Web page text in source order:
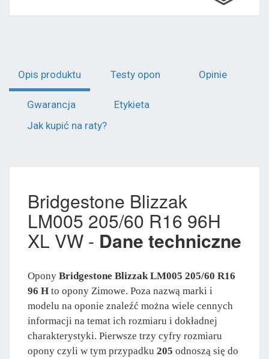
Opis produktu Testy opon Opinie
Gwarancja
Etykieta
Jak kupić na raty?
Bridgestone Blizzak
LM005 205/60 R16 96H
XL VW - Dane techniczne
Opony Bridgestone Blizzak LM005 205/60 R16
96 H to opony Zimowe. Poza nazwą marki i
modelu na oponie znaleźć można wiele cennych
informacji na temat ich rozmiaru i dokładnej
charakterystyki. Pierwsze trzy cyfry rozmiaru
opony czyli w tym przypadku 205 odnoszą się do